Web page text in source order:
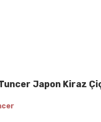
Japon Kiraz